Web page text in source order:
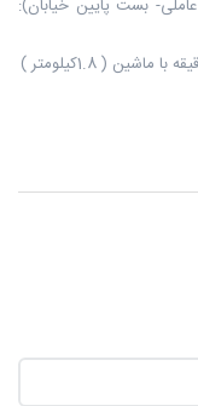
بست پایین خیابان):